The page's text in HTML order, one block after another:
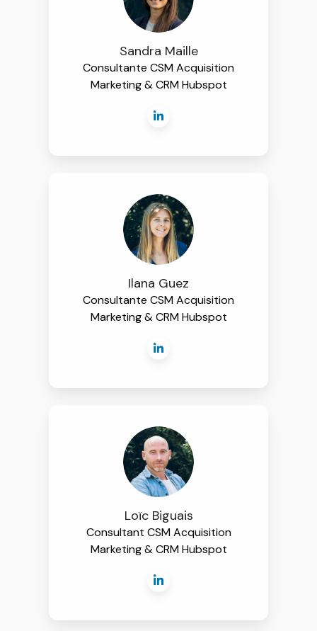
Sandra Maille
Consultante CSM Acquisition
Marketing & CRM Hubspot
Ilana Guez
Consultante CSM Acquisition
Marketing & CRM Hubspot
Loïc Biguais
Consultant CSM Acquisition
Marketing & CRM Hubspot